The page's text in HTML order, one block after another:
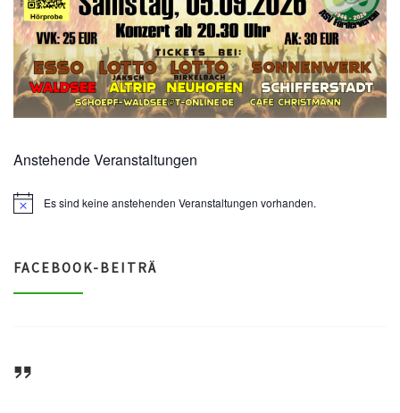
Anstehende Veranstaltungen
N
c
Es sind keine anstehenden Veranstaltungen vorhanden.
FACEBOOK-BEITRÄ